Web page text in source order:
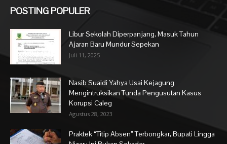
POSTING POPULER
Libur Sekolah Diperpanjang, Masuk Tahun
Ajaran Baru Mundur Sepekan
Juli 11, 2025
Nasib Suaidi Yahya Usai Kejagung
Mengintruksikan Tunda Pengusutan Kasus
Korupsi Caleg
Agustus 28, 2023
Praktek “Titip Absen” Terbongkar, Bupati Lingga